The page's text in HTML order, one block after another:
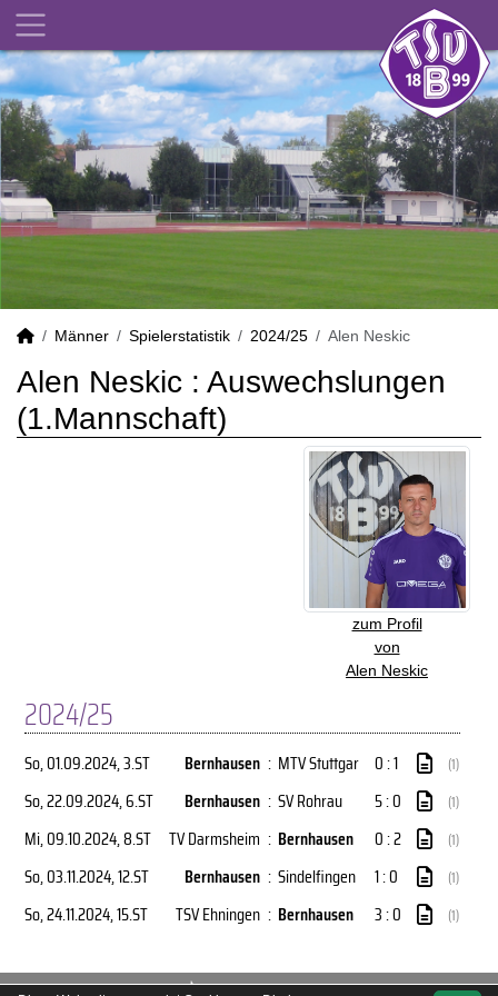
Männer Spielerstatistik 2024/25 Alen Neskic
Alen Neskic : Auswechslungen
(1.Mannschaft)
zum Profil
von
Alen Neskic
2024/25
So, 01.09.2024, 3.ST Bernhausen : MTV Stuttgar 0 : 1 (1)
So, 22.09.2024, 6.ST Bernhausen : SV Rohrau 5 : 0 (1)
Mi, 09.10.2024, 8.ST TV Darmsheim : Bernhausen 0 : 2 (1)
So, 03.11.2024, 12.ST Bernhausen : Sindelfingen 1 : 0 (1)
So, 24.11.2024, 15.ST TSV Ehningen : Bernhausen 3 : 0 (1)
soccero.de